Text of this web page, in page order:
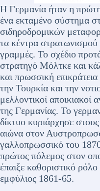
Η Γερμανία ήταν η
ένα εκταμένο σύστημα
σιδηροδρομικών
τα κέντρα στρατωνισμού
γραμμές. Το σχέδιο
στρατηγό Μόλτκε και
και πρωσσική επικράτεια
την Τουρκία και την
μελλοντικοί αποικιακοί
της Γερμανίας. Το
δίκτυο κυριάρχησε
αιώνα στον
γαλλοπρωσσικό του
πρώτος πόλεμος στον
έπαιξε καθοριστικό
εμφύλιος 1861-65.